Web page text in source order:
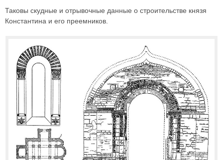
Таковы скудные и отрывочные данные о строительстве князя
Константина и его преемников.